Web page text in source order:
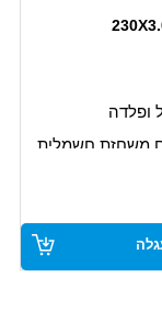
ופלדה
משחזת חשמלית